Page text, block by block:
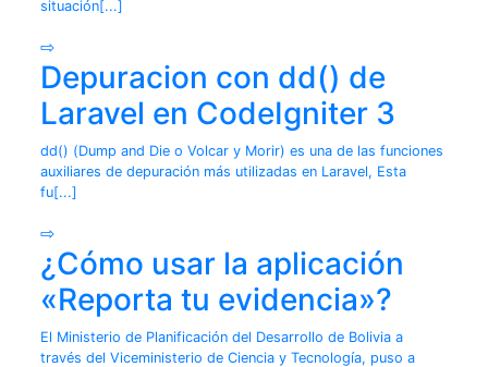
situación[...]
⇨
Depuracion con dd() de
Laravel en CodeIgniter 3
dd() (Dump and Die o Volcar y Morir) es una de las funciones
auxiliares de depuración más utilizadas en Laravel, Esta
fu[...]
⇨
¿Cómo usar la aplicación
«Reporta tu evidencia»?
El Ministerio de Planificación del Desarrollo de Bolivia a
través del Viceministerio de Ciencia y Tecnología, puso a